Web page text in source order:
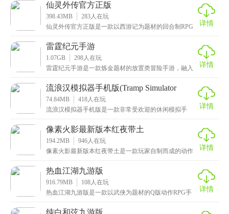
情
仙灵外传官方正版
398.43MB 283人在玩
仙灵外传官方正版是一款以西游记为题材的回合制RPG
详情
雷霆纪元手游
1.07GB 298人在玩
雷霆纪元手游是一款炼金题材的放置类冒险手游，融入
幻大
详情
流浪汉模拟器手机版(Tramp Simulator
Homeless Games)
74.84MB 418人在玩
流浪汉模拟器手机版是一款非常受欢迎的休闲模拟手
详情
像素火影最新版本红夜带土
194.2MB 946人在玩
像素火影最新版本红夜带土是一款玩家自制而成的动作
详情
热血江湖九游版
916.79MB 108人在玩
热血江湖九游版是一款以武侠为题材的Q版动作RPG手
详情